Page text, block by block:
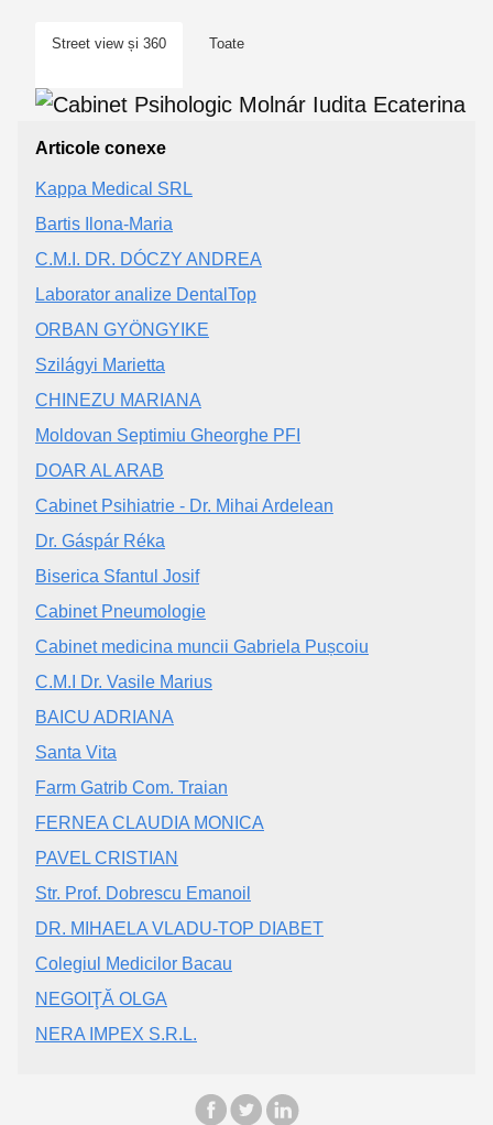
Street view și 360 Toate
Articole conexe
Kappa Medical SRL
Bartis Ilona-Maria
C.M.I. DR. DÓCZY ANDREA
Laborator analize DentalTop
ORBAN GYÖNGYIKE
Szilágyi Marietta
CHINEZU MARIANA
Moldovan Septimiu Gheorghe PFI
DOAR AL ARAB
Cabinet Psihiatrie - Dr. Mihai Ardelean
Dr. Gáspár Réka
Biserica Sfantul Josif
Cabinet Pneumologie
Cabinet medicina muncii Gabriela Pușcoiu
C.M.I Dr. Vasile Marius
BAICU ADRIANA
Santa Vita
Farm Gatrib Com. Traian
FERNEA CLAUDIA MONICA
PAVEL CRISTIAN
Str. Prof. Dobrescu Emanoil
DR. MIHAELA VLADU-TOP DIABET
Colegiul Medicilor Bacau
NEGOIŢĂ OLGA
NERA IMPEX S.R.L.